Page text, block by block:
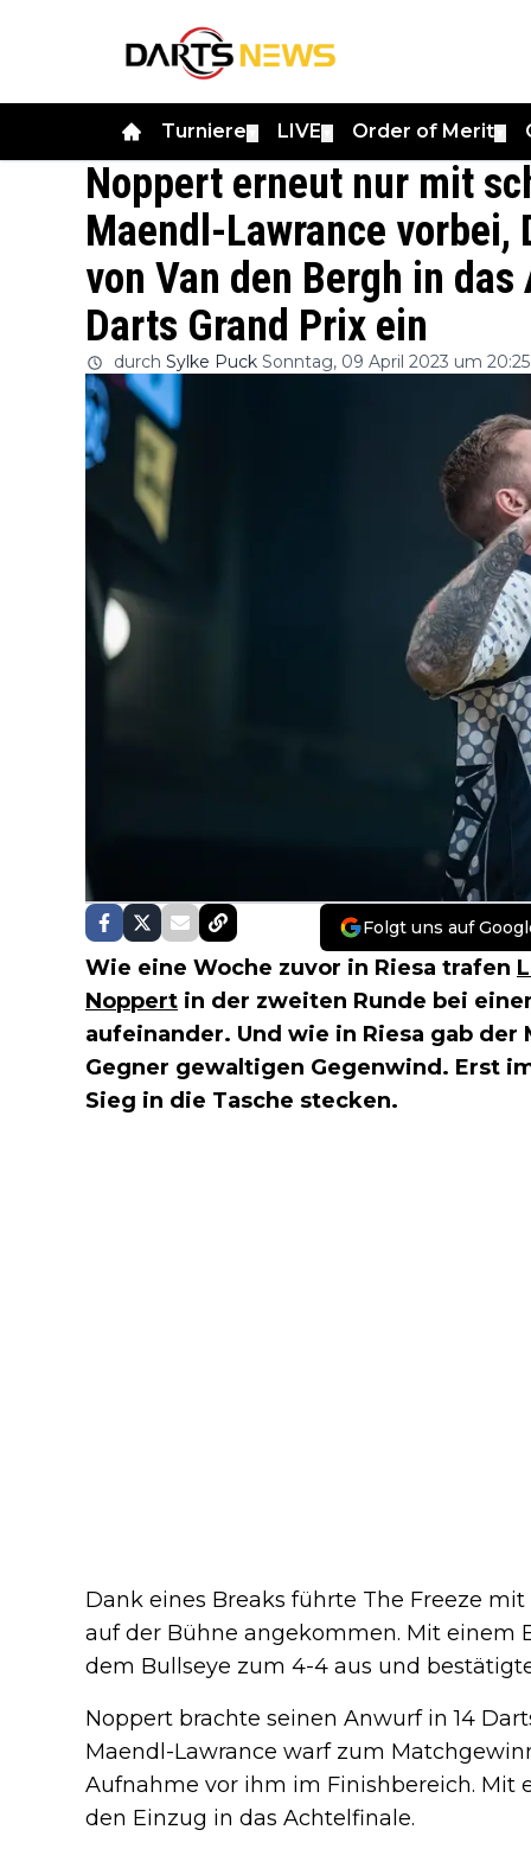
Turniere LIVE Order of Merit
Noppert erneut nur mit
Maendl-Lawrance vorbei,
von Van den Bergh in
Darts Grand Prix ein
durch Sylke Puck Sonntag, 09 April 2023 um 20:25
Folgt uns auf
Wie eine Woche zuvor in Riesa trafen
Noppert in der zweiten Runde bei
aufeinander. Und wie in Riesa gab
Gegner gewaltigen Gegenwind. Erst
Sieg in die Tasche stecken.
Dank eines Breaks führte The Freeze
auf der Bühne angekommen. Mit einem
dem Bullseye zum 4-4 aus und
Noppert brachte seinen Anwurf in 14
Maendl-Lawrance warf zum
Aufnahme vor ihm im Finishbereich. Mit
den Einzug in das Achtelfinale.